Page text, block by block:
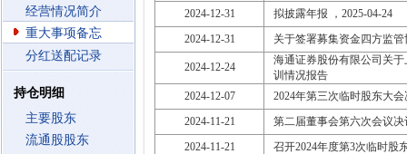
经营情况简介
重大事项备忘
分红送配记录
持仓明细
主要股东
流通股股东
2024-12-31
拟披露年报 ，2025-04-24
2024-12-31
关于签署募集资金四方监
2024-12-24
海通证券股份有限公司关
训情况报告
2024-12-07
2024年第三次临时股东大
2024-11-21
第二届董事会第六次会议决
2024-11-21
召开2024年度第3次临时股